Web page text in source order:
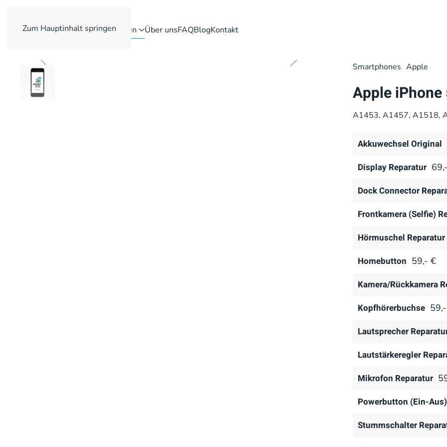
Zum Hauptinhalt springen
Reparaturen Über unsFAQBlogKontakt
Smart­phones Apple
Apple iPhone
A1453, A1457, A1518,
Akkuwechsel Original
Display Reparatur
Dock Connector
Frontkamera (Selfie)
Hörmuschel Reparatur
Homebutton 59,- €
Kamera/Rückkamera
Kopfhörerbuchse
Lautsprecher
Lautstärkeregler
Mikrofon Reparatur
Powerbutton (Ein-
Stummschalter